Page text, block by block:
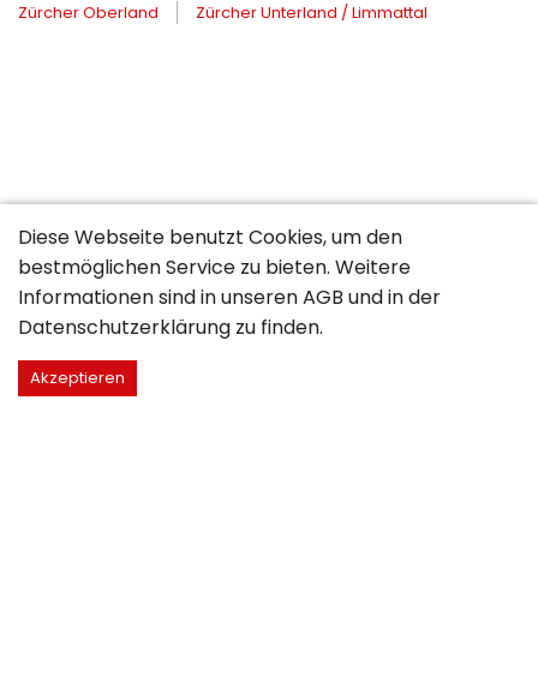
Zürcher Oberland
Zürcher Unterland / Limmattal
Diese Webseite benutzt Cookies, um den
bestmöglichen Service zu bieten. Weitere
Informationen sind in unserenAGB und in der
Datenschutzerklärung zu finden.
Akzeptieren